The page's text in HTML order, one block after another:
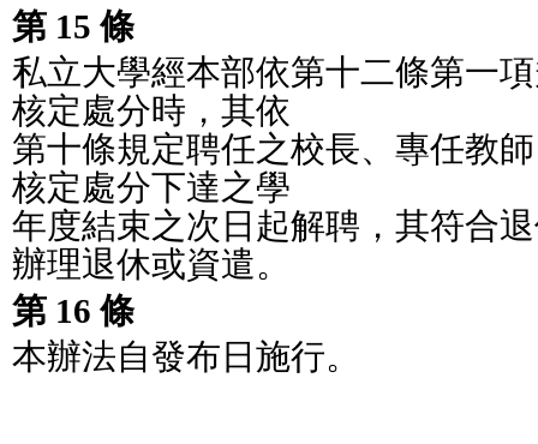
第 15 條
私立大學經本部依第十二條第一
核定處分時，其依
第十條規定聘任之校長、專任教
核定處分下達之學
年度結束之次日起解聘，其符合
辦理退休或資遣。
第 16 條
本辦法自發布日施行。